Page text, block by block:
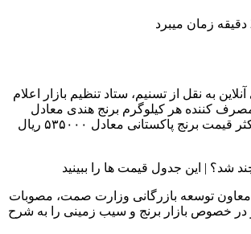
به نقل از تسنیم، ستاد تنظیم بازار اعلام
کننده هر کیلوگرم برنج هندی معادل
۴۸۲۵۰۰ ریال و حداکثر قیمت برنج پاکستانی معادل ۵۳۵۰۰۰ ریال
شد؟ | این جدول قیمت ها را ببینید
توسعه بازرگانی وزارت صمت، مصوبات
در خصوص بازار برنج و سیب زمینی را به شرح